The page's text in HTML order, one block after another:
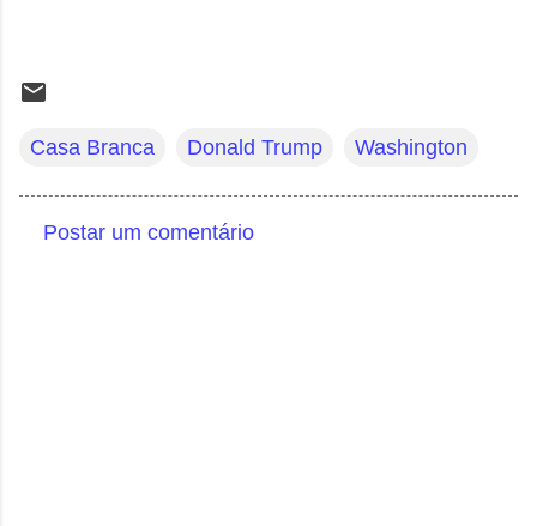
Casa Branca Donald Trump Washington
Postar um comentário